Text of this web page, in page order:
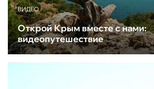
ВИДЕО
Открой Крым вместе с нами:
видеопутешествие